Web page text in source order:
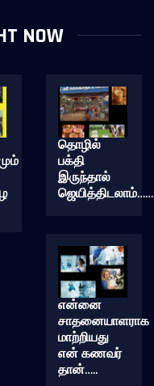
NOW
தொழில்
பக்தி
இருந்தால்
என்னை
சாதனையாளராக
மாற்றியது
என் கணவர்
தான்…..